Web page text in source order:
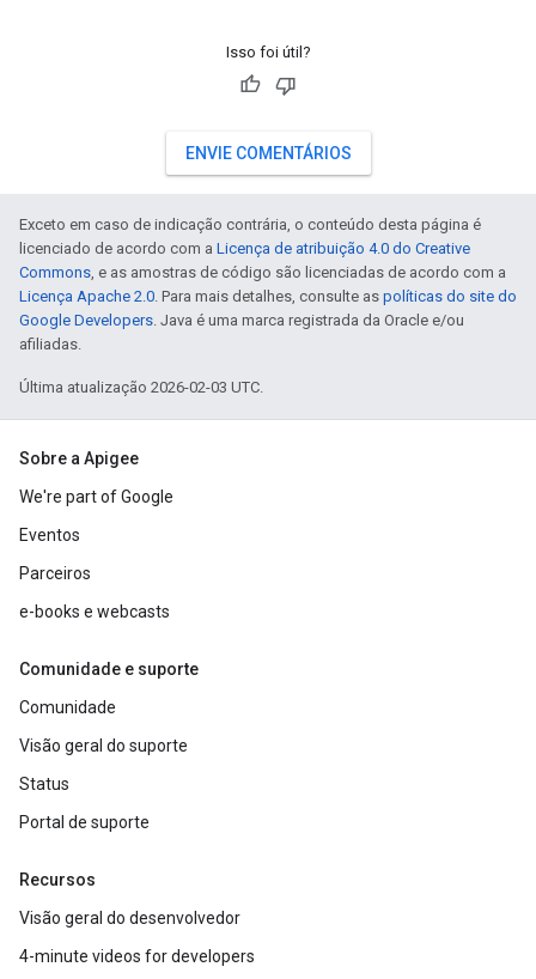
Isso foi útil?
ENVIE COMENTÁRIOS
Exceto em caso de indicação contrária, o conteúdo desta página é
licenciado de acordo com a Licença de atribuição 4.0 do Creative
Commons, e as amostras de código são licenciadas de acordo com a
Licença Apache 2.0. Para mais detalhes, consulte as políticas do site do
Google Developers. Java é uma marca registrada da Oracle e/ou
afiliadas.
Última atualização 2026-02-03 UTC.
Sobre a Apigee
We're part of Google
Eventos
Parceiros
e-books e webcasts
Comunidade e suporte
Comunidade
Visão geral do suporte
Status
Portal de suporte
Recursos
Visão geral do desenvolvedor
4-minute videos for developers